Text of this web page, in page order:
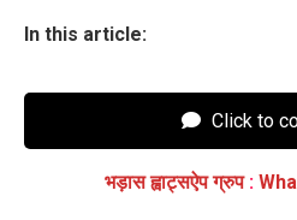
In this article:
Click to
भड़ास ह्वाट्सऐप ग्रुप :